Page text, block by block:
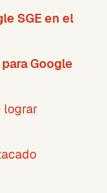
SGE en el
Google
lograr